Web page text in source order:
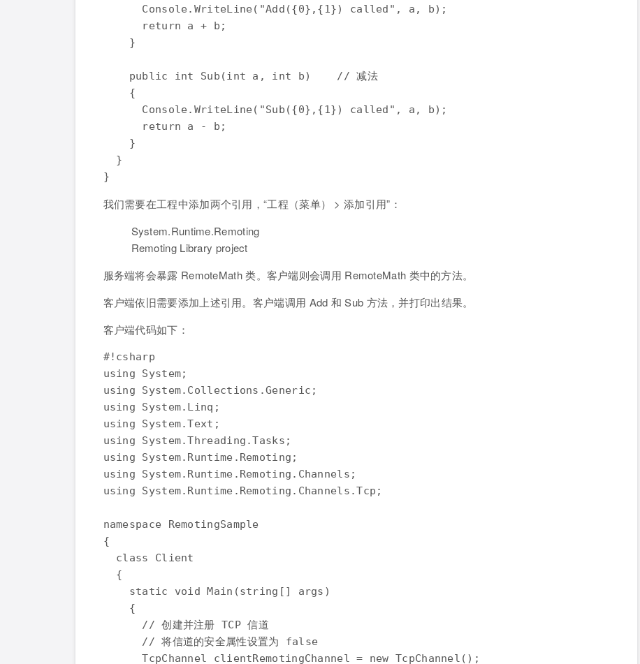
      Console.WriteLine("Add({0},{1}) called", a, b);
      return a + b;
    }
    public int Sub(int a, int b)    // 减法
    {
      Console.WriteLine("Sub({0},{1}) called", a, b);
      return a - b;
    }
  }
我们需要在工程中添加两个引用，“工程（菜单） > 添加引用”：
System.Runtime.Remoting
Remoting Library project
服务端将会暴露 RemoteMath 类。客户端则会调用 RemoteMath 类中的方法。
客户端依旧需要添加上述引用。客户端调用 Add 和 Sub 方法，并打印出结果。
客户端代码如下：
#!csharp
using System;
using System.Collections.Generic;
using System.Linq;
using System.Text;
using System.Threading.Tasks;
using System.Runtime.Remoting;
using System.Runtime.Remoting.Channels;
using System.Runtime.Remoting.Channels.Tcp;
namespace RemotingSample
{
  class Client
  {
    static void Main(string[] args)
    {
      // 创建并注册 TCP 信道
      // 将信道的安全属性设置为 false
      TcpChannel clientRemotingChannel = new TcpChannel();